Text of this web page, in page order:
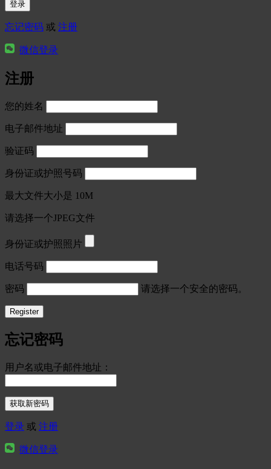
忘记密码 或 注册
微信登录
注册
您的姓名
电子邮件地址
验证码
身份证或护照号码
最大文件大小是 10M
请选择一个JPEG文件
身份证或护照照片
电话号码
密码 请选择一个安全的密码。
忘记密码
用户名或电子邮件地址：
登录 或 注册
微信登录